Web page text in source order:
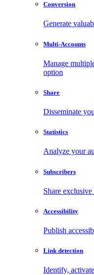
Conversion
Generate
Multi-Accounts
Manage
option
Share
Disseminate
Statistics
Analyze your
Subscribers
Share
Accessibility
Publish
Link detection
Identify,